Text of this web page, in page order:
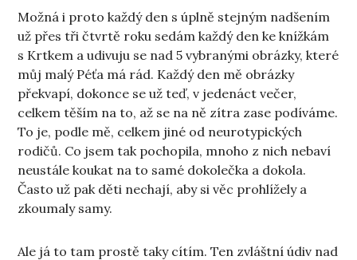
Možná i proto každý den s úplně stejným nadšením
už přes tři čtvrtě roku sedám každý den ke knížkám
s Krtkem a udivuju se nad 5 vybranými obrázky, které
můj malý Péťa má rád. Každý den mě obrázky
překvapí, dokonce se už teď, v jedenáct večer,
celkem těším na to, až se na ně zítra zase podíváme.
To je, podle mě, celkem jiné od neurotypických
rodičů. Co jsem tak pochopila, mnoho z nich nebaví
neustále koukat na to samé dokolečka a dokola.
Často už pak děti nechají, aby si věc prohlížely a
zkoumaly samy.
Ale já to tam prostě taky cítím. Ten zvláštní údiv nad